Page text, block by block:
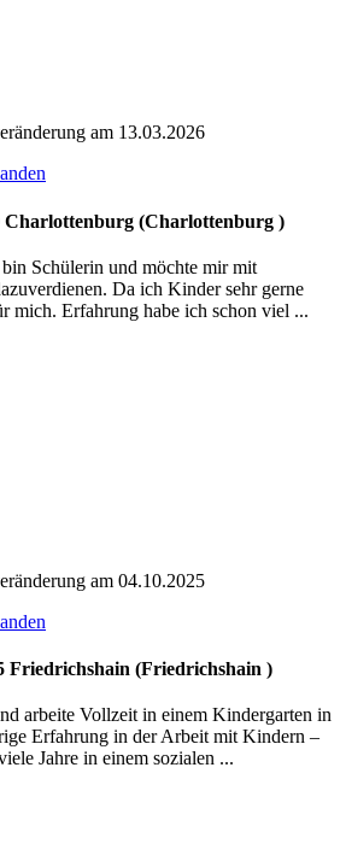
am 13.03.2026
Charlottenburg (Charlottenburg )
Schülerin und möchte mir mit
Da ich Kinder sehr gerne
mich. Erfahrung habe ich schon viel ...
am 04.10.2025
Friedrichshain (Friedrichshain )
arbeite Vollzeit in einem Kindergarten in
Erfahrung in der Arbeit mit Kindern –
Jahre in einem sozialen ...